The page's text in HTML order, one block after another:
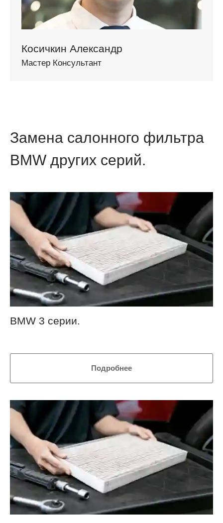
Косичкин Александр
Мастер Консультант
Замена салонного фильтра
BMW других серий.
BMW 3 серии.
Подробнее